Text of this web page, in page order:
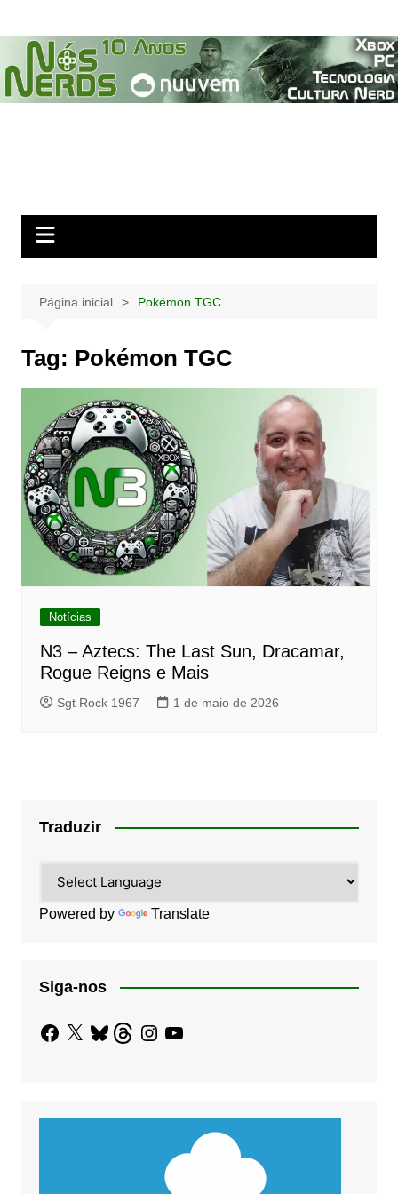
para
conteúdo
Página inicial Pokémon TGC
Tag: Pokémon TGC
Notícias
N3 – Aztecs: The Last Sun, Dracamar,
Rogue Reigns e Mais
Sgt Rock 1967 1 de maio de 2026
Traduzir
Powered by Translate
Siga-nos
Facebook
X BlueskyThreadsInstagram
YouTube